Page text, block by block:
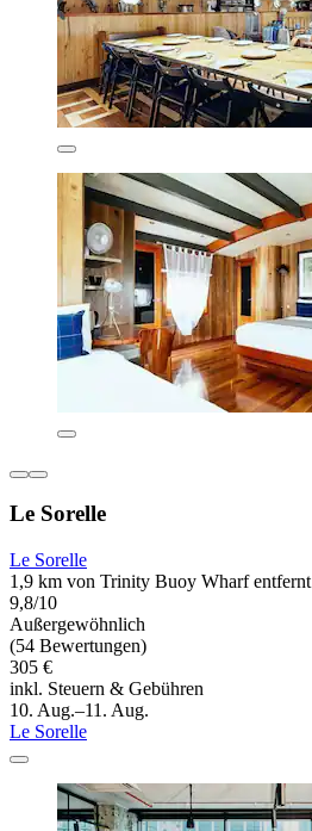
Le Sorelle
Le Sorelle
1,9 km von Trinity Buoy Wharf entfernt
9,8/10
Außergewöhnlich
(54 Bewertungen)
305 €
inkl. Steuern & Gebühren
10. Aug.–11. Aug.
Le Sorelle